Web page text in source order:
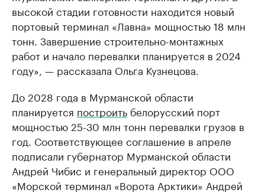
высокой стадии готовности находится новый
портовый терминал «Лавна» мощностью 18 млн
тонн. Завершение строительно-монтажных
работ и начало перевалки планируется в 2024
году», — рассказала Ольга Кузнецова.
До 2028 года в Мурманской области
планируется построить белорусский порт
мощностью 25-30 млн тонн перевалки грузов в
год. Соответствующее соглашение в апреле
подписали губернатор Мурманской области
Андрей Чибис и генеральный директор ООО
«Морской терминал «Ворота Арктики» Андрей